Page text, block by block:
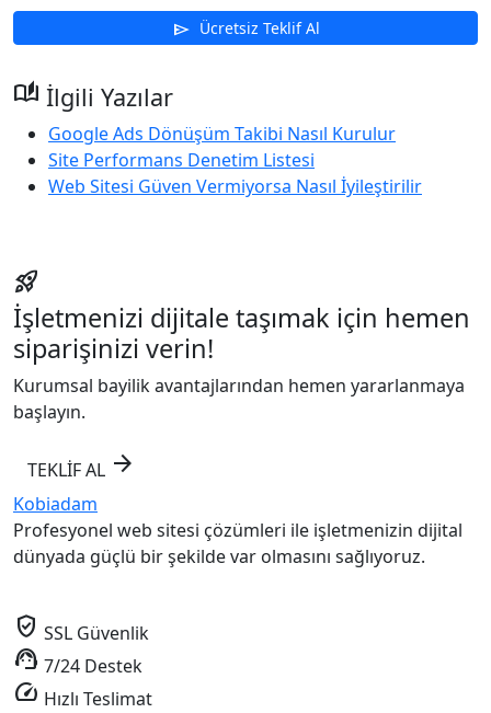
send Ücretsiz Teklif Al
auto_stories İlgili Yazılar
Google Ads Dönüşüm Takibi Nasıl Kurulur
Site Performans Denetim Listesi
Web Sitesi Güven Vermiyorsa Nasıl İyileştirilir
rocket_launch
İşletmenizi dijitale taşımak için hemen
siparişinizi verin!
Kurumsal bayilik avantajlarından hemen yararlanmaya
başlayın.
TEKLİF AL arrow_forward
Kobiadam
Profesyonel web sitesi çözümleri ile işletmenizin dijital
dünyada güçlü bir şekilde var olmasını sağlıyoruz.
verified_user SSL Güvenlik
support_agent 7/24 Destek
speed Hızlı Teslimat